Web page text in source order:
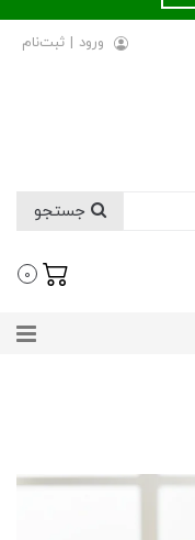
ورود | ثبت‌نام
0